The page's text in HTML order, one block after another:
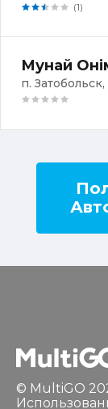
(1)
п.
© MultiGO